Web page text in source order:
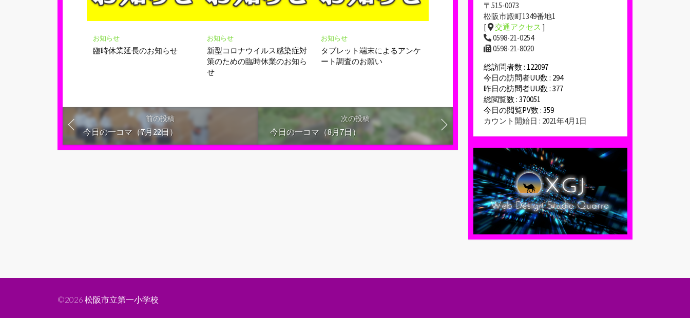
お知らせ
臨時休業延長のお知らせ
お知らせ
新型コロナウイルス感染症対
策のための臨時休業のお知ら
せ
お知らせ
タブレット端末によるアンケ
ート調査のお願い
前の投稿
今日の一コマ（7月22日）
次の投稿
今日の一コマ（8月7日）
〒515-0073
松阪市殿町1349番地1
[
交通アクセス ]
0598-21-0254
0598-21-8020
総訪問者数 : 122097
今日の訪問者UU数 : 294
昨日の訪問者UU数 : 377
総閲覧数 : 370051
今日の閲覧PV数 : 359
カウント開始日 : 2021年4月1日
©2026 松阪市立第一小学校